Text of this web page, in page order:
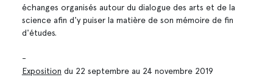
échanges organisés autour du dialogue des arts et de la
science afin d'y puiser la matière de son mémoire de fin
d'études.
-
Exposition du 22 septembre au 24 novembre 2019